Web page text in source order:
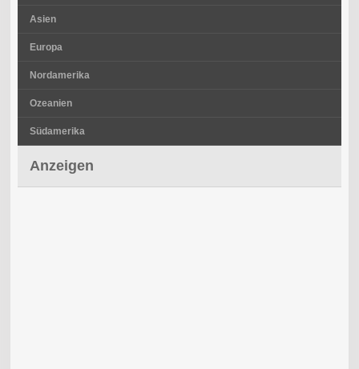
Asien
Europa
Nordamerika
Ozeanien
Südamerika
Anzeigen